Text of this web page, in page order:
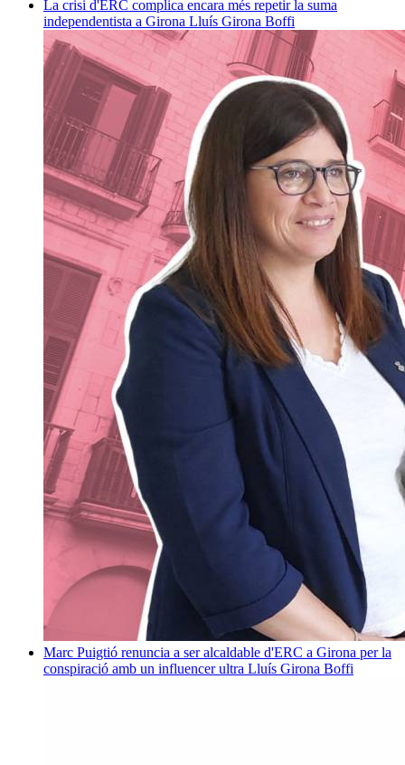
La crisi d'ERC complica encara més repetir la suma
independentista a Girona Lluís Girona Boffi
Marc Puigtió renuncia a ser alcaldable d'ERC a Girona per la
conspiració amb un influencer ultra Lluís Girona Boffi